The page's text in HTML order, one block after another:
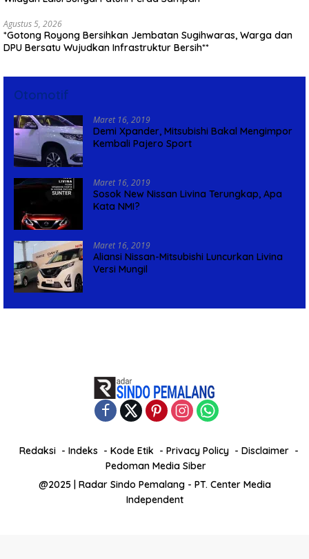
Agustus 5, 2026
*Gotong Royong Bersihkan Jembatan Sugihwaras, Warga dan
DPU Bersatu Wujudkan Infrastruktur Bersih**
Otomotif
Maret 16, 2019
Demi Xpander, Mitsubishi Bakal Mengimpor
Kembali Pajero Sport
Maret 16, 2019
Sosok New Nissan Livina Terungkap, Apa
Kata NMI?
Maret 16, 2019
Aliansi Nissan-Mitsubishi Luncurkan Livina
Versi Mungil
Redaksi Indeks Kode Etik Privacy Policy
Disclaimer
Pedoman Media Siber
@2025 | Radar Sindo Pemalang - PT. Center Media
Independent